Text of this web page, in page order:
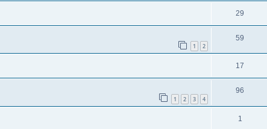
29
1 2
59
17
1 2 3 4
96
1